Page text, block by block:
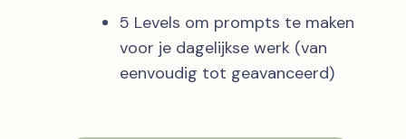
5 Levels om prompts te maken
voor je dagelijkse werk (van
eenvoudig tot geavanceerd)